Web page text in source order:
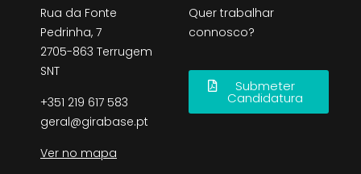
Rua da Fonte
Pedrinha, 7
2705-863 Terrugem
SNT
+351 219 617 583
geral@girabase.pt
Ver no mapa
Quer trabalhar
connosco?
Submeter
Candidatura